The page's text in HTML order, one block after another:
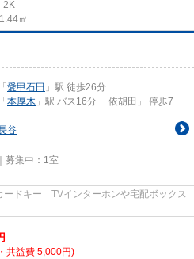
2K
㎡
「愛甲石田 」駅 徒歩26分
「本厚木 」駅 バス16分 「依胡田」 停歩7
谷
募集中： 1室
ドキー TVインターホンや宅配ボックス
共益費 5,000円)